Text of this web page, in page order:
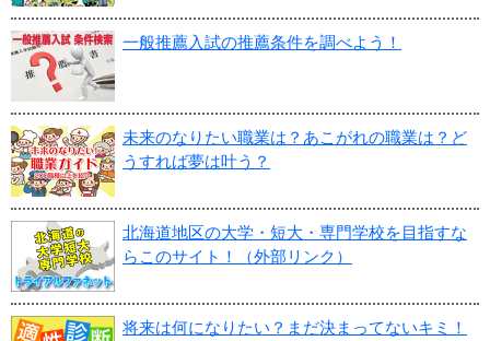
一般推薦入試の推薦条件を調べよう！
未来のなりたい職業は？あこがれの職業は？ど
うすれば夢は叶う？
北海道地区の大学・短大・専門学校を目指すな
らこのサイト！（外部リンク）
将来は何になりたい？まだ決まってないキミ！